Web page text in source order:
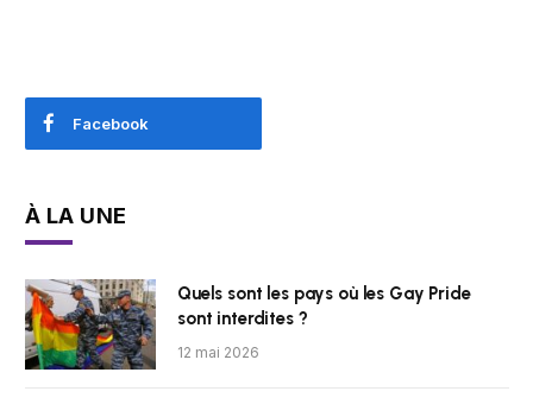
Facebook
À LA UNE
Quels sont les pays où les Gay Pride
sont interdites ?
12 mai 2026